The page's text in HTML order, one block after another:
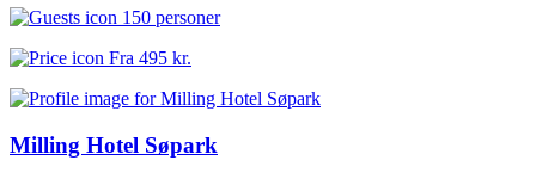
150 personer
Fra 495 kr.
Milling Hotel Søpark